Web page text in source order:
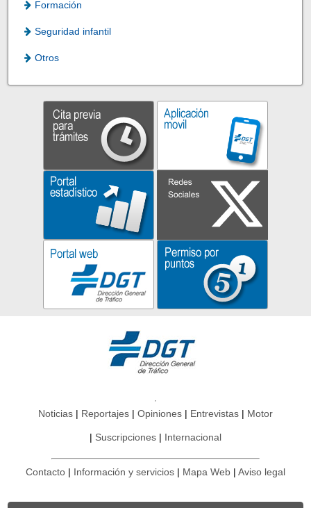
Formación
Seguridad infantil
Otros
Noticias Reportajes Opiniones Entrevistas Motor
Suscripciones Internacional
Contacto Información y servicios Mapa Web Aviso legal